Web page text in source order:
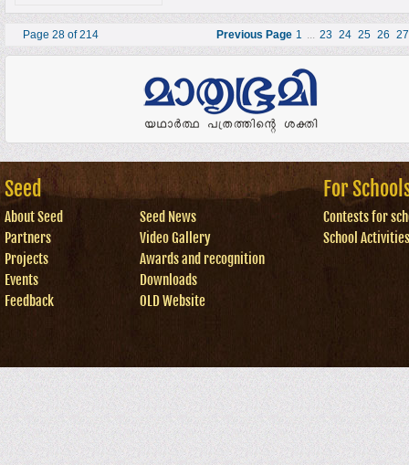
Page 28 of 214 Previous Page 1 ... 23 24 25 26 27
Seed
About Seed
Partners
Projects
Events
Feedback
Seed News
Video Gallery
Awards and recognition
Downloads
OLD Website
For
Contests for
School Activities